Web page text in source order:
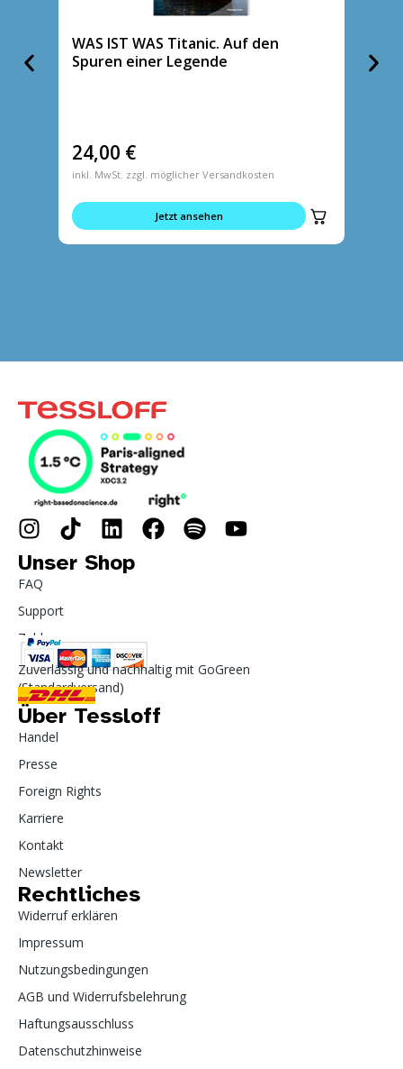
WAS IST WAS Titanic. Auf den
Spuren einer Legende
24,00 €
inkl. MwSt. zzgl. möglicher Versandkosten
Jetzt ansehen
Unser Shop
FAQ
Support
Zahlung
Zuverlässig und nachhaltig mit GoGreen
(Standardversand)
Über Tessloff
Handel
Presse
Foreign Rights
Karriere
Kontakt
Newsletter
Rechtliches
Widerruf erklären
Impressum
Nutzungsbedingungen
AGB und Widerrufsbelehrung
Haftungsausschluss
Datenschutzhinweise